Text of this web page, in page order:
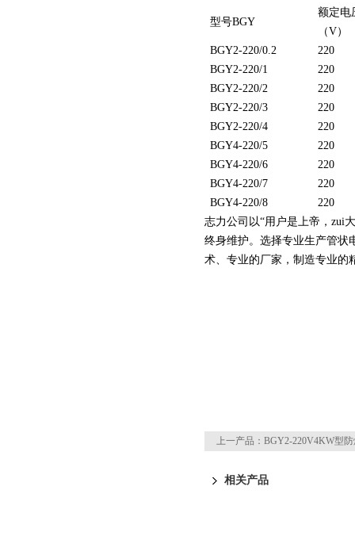
型号BGY
额定电
（V）
BGY2-220/0.2
220
BGY2-220/1
220
BGY2-220/2
220
BGY2-220/3
220
BGY2-220/4
220
BGY4-220/5
220
BGY4-220/6
220
BGY4-220/7
220
BGY4-220/8
220
志力公司以“用户是上帝，zui
终身维护。选择专业生产管状
术、专业的厂家，制造专业的
上一产品： BGY2-220V4KW型
相关产品